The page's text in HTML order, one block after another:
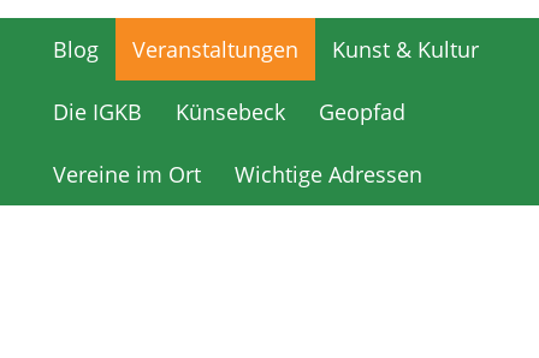
Blog Veranstaltungen Kunst & Kultur
Die IGKB Künsebeck Geopfad
Vereine im Ort Wichtige Adressen